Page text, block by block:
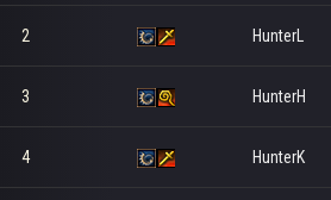
2 HunterL
3 HunterH
4 HunterK